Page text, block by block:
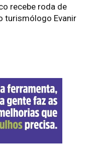
recebe roda de
turismólogo Evanir